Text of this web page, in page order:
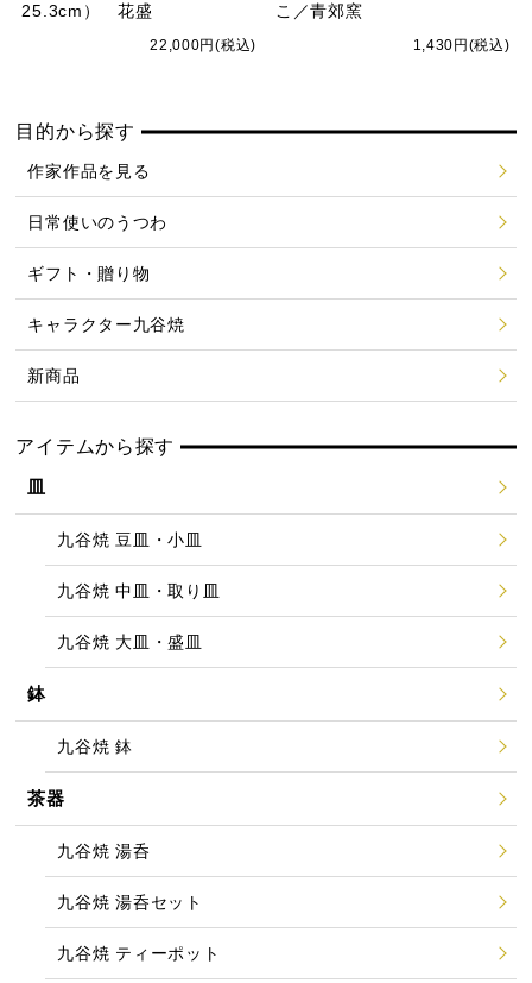
25.3cm） 花盛
22,000円(税込)
こ／青郊窯
1,430円(税込)
目的から探す
作家作品を見る
日常使いのうつわ
ギフト・贈り物
キャラクター九谷焼
新商品
アイテムから探す
皿
九谷焼 豆皿・小皿
九谷焼 中皿・取り皿
九谷焼 大皿・盛皿
鉢
九谷焼 鉢
茶器
九谷焼 湯呑
九谷焼 湯呑セット
九谷焼 ティーポット